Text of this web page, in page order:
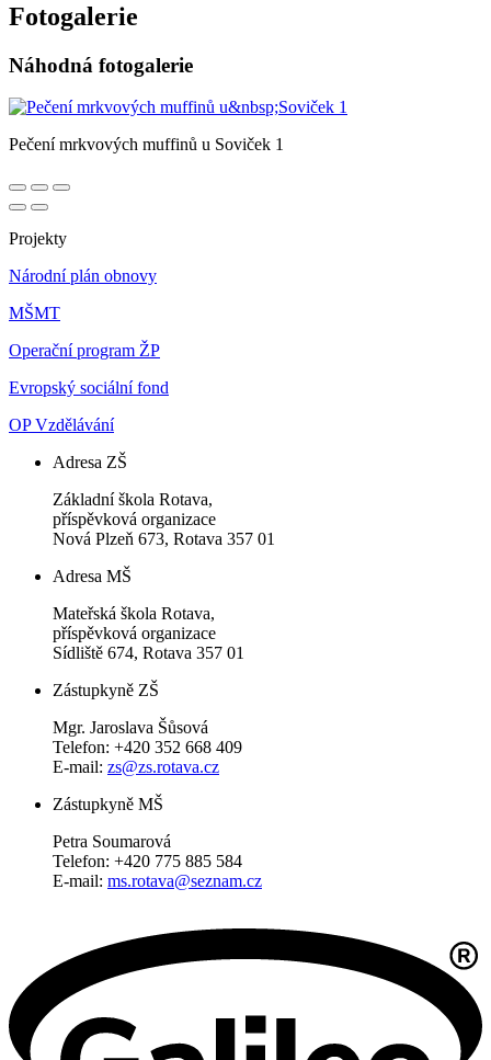
Fotogalerie
Náhodná fotogalerie
Pečení mrkvových muffinů u Soviček 1
Projekty
Národní plán obnovy
MŠMT
Operační program ŽP
Evropský sociální fond
OP Vzdělávání
Adresa ZŠ
Základní škola Rotava,
příspěvková organizace
Nová Plzeň 673, Rotava 357 01
Adresa MŠ
Mateřská škola Rotava,
příspěvková organizace
Sídliště 674, Rotava 357 01
Zástupkyně ZŠ
Mgr. Jaroslava Šůsová
Telefon: +420 352 668 409
E-mail: zs@zs.rotava.cz
Zástupkyně MŠ
Petra Soumarová
Telefon: +420 775 885 584
E-mail: ms.rotava@seznam.cz